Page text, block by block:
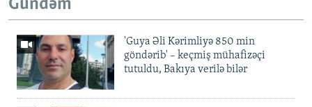
Gündəm
'Guya Əli Kərimliyə 850 min
göndərib' – keçmiş mühafizəçi
tutuldu, Bakıya verilə bilər